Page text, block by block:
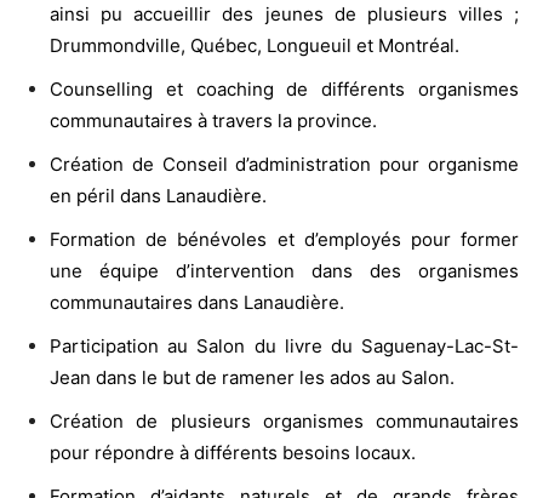
ainsi pu accueillir des jeunes de plusieurs villes ;
Drummondville, Québec, Longueuil et Montréal.
Counselling et coaching de différents organismes
communautaires à travers la province.
Création de Conseil d’administration pour organisme
en péril dans Lanaudière.
Formation de bénévoles et d’employés pour former
une équipe d’intervention dans des organismes
communautaires dans Lanaudière.
Participation au Salon du livre du Saguenay-Lac-St-
Jean dans le but de ramener les ados au Salon.
Création de plusieurs organismes communautaires
pour répondre à différents besoins locaux.